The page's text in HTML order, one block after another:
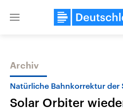
Close
Themen
Archiv
Natürliche Bahnkorrektur der
Solar Orbiter